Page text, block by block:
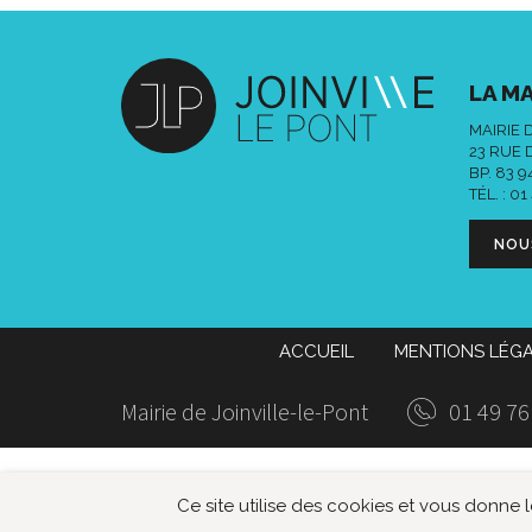
Ce site utilise des cookies et vous
LA
MAIRIE
23 RUE
BP. 83
TÉL. : 01
ACCUEIL MENTIONS
Mairie de Joinville-le-Pont 01 49